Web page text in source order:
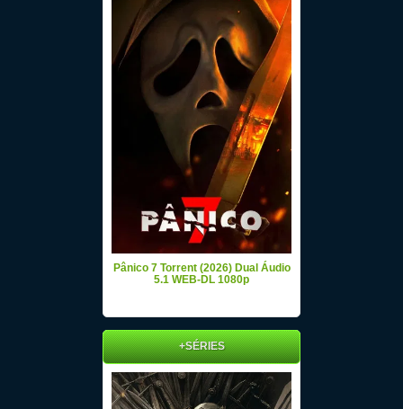
Pânico 7 Torrent (2026) Dual Áudio
5.1 WEB-DL 1080p
+SÉRIES